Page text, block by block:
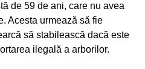
de 59 de ani, care nu avea
Acesta urmează să fie
să stabilească dacă este
ilegală a arborilor.